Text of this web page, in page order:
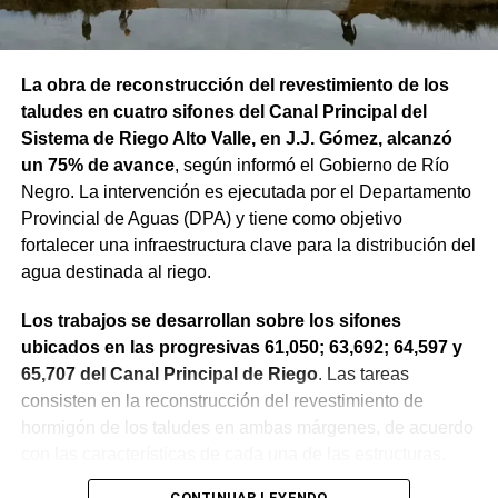
día y la noche, mientras que el viento será más leve, con
17 km/h durante el día y 8 km/h durante la noche.
La obra de reconstrucción del revestimiento de los
taludes en cuatro sifones del Canal Principal del
Sistema de Riego Alto Valle, en J.J. Gómez, alcanzó
un 75% de avance, según informó el Gobierno de Río
Negro. La intervención es ejecutada por el Departamento
Provincial de Aguas (DPA) y tiene como objetivo
fortalecer una infraestructura clave para la distribución del
agua destinada al riego.
Los trabajos se desarrollan sobre los sifones
ubicados en las progresivas 61,050; 63,692; 64,597 y
65,707 del Canal Principal de Riego. Las tareas
consisten en la reconstrucción del revestimiento de
hormigón de los taludes en ambas márgenes, de acuerdo